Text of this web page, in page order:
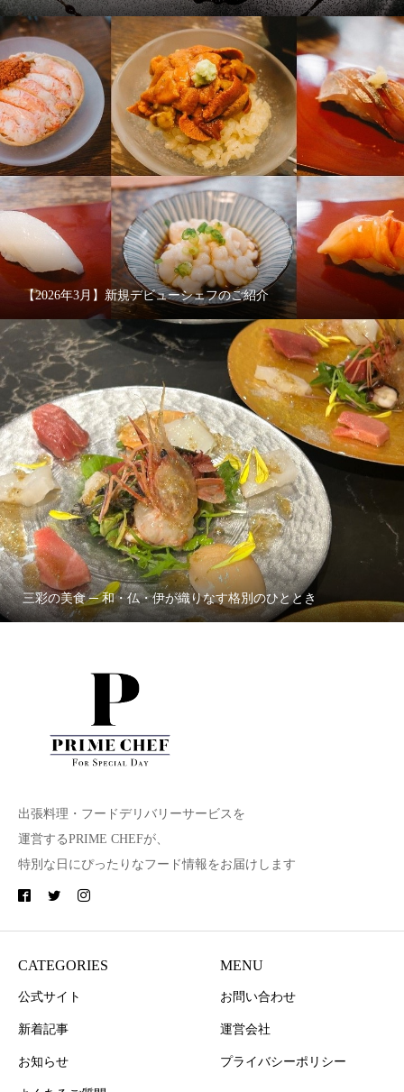
【2026年3月】新規デビューシェフのご紹介
三彩の美食 ─ 和・仏・伊が織りなす格別のひととき
出張料理・フードデリバリーサービスを
運営するPRIME CHEFが、
特別な日にぴったりなフード情報をお届けします
CATEGORIES
公式サイト
新着記事
お知らせ
MENU
お問い合わせ
運営会社
プライバシーポリシー